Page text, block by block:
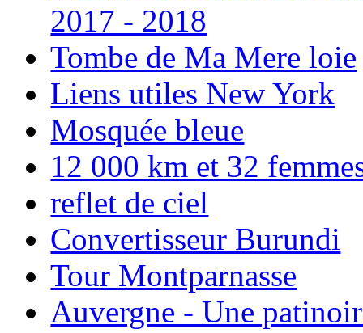
2017 - 2018
Tombe de Ma Mere loie
Liens utiles New York
Mosquée bleue
12 000 km et 32
reflet de ciel
Convertisseur Burundi
Tour Montparnasse
Auvergne - Une